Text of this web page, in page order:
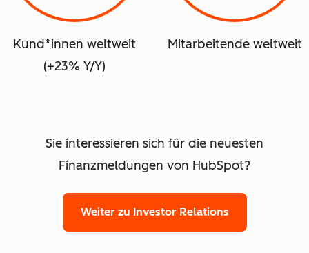
Kund*innen weltweit
(+23% Y/Y)
Mitarbeitende weltweit
Sie interessieren sich für die neuesten
Finanzmeldungen von HubSpot?
Weiter zu Investor Relations